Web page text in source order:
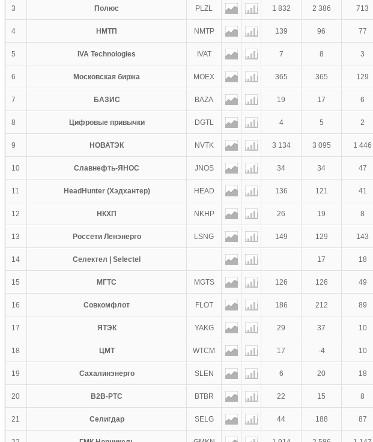
3 Полюс PLZL 1 832 2 386 713
4 НМТП NMTP 139 96 77
5 IVA Technologies IVAT 7 8 3
6 Московская биржа MOEX 365 365 129
7 БАЗИС BAZA 19 17 6
8 Цифровые привычки DGTL 4 5 2
9 НОВАТЭК NVTK 3 134 3 095 1 446
10 Славнефть-ЯНОС JNOS 34 34 47
11 HeadHunter (Хэдхантер) HEAD 136 121 41
12 НКХП NKHP 26 19 8
13 Россети Ленэнерго LSNG 149 129 143
14 Селектел | Selectel 17 18
15 МГТС MGTS 126 126 49
16 Совкомфлот FLOT 186 212 89
17 ЯТЭК YAKG 29 37 10
18 ЦМТ WTCM 17 -4 10
19 Сахалинэнерго SLEN 6 20 18
20 B2B-РТС BTBR 22 15 8
21 Селигдар SELG 44 188 87